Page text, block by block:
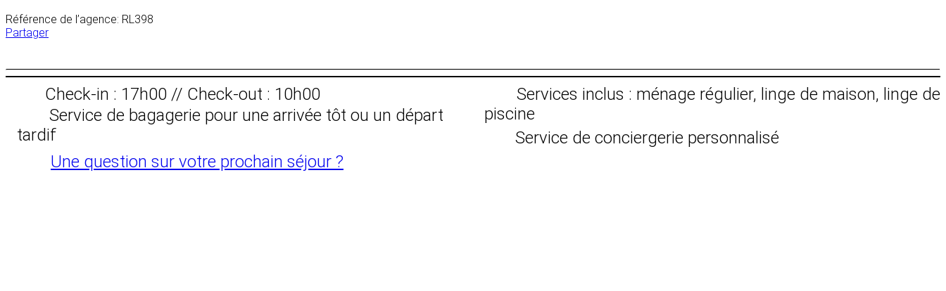
Référence de l’agence: RL398
Partager
Check-in : 17h00 // Check-out : 10h00
Service de bagagerie pour une arrivée tôt ou un départ
tardif
Une question sur votre prochain séjour ?
Services inclus : ménage régulier, linge de maison, linge de
piscine
Service de conciergerie personnalisé